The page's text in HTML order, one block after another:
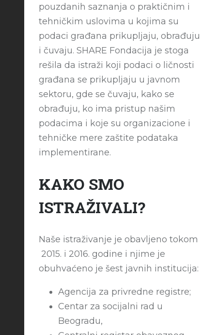
pouzdanih saznanja o praktičnim i
tehničkim uslovima u kojima su
podaci građana prikupljaju, obrađuju
i čuvaju. SHARE Fondacija je stoga
rešila da istraži koji podaci o ličnosti
građana se prikupljaju u javnom
sektoru, gde se čuvaju, kako se
obrađuju, ko ima pristup našim
podacima i koje su organizacione i
tehničke mere zaštite podataka
implementirane.
KAKO SMO
ISTRAŽIVALI?
Naše istraživanje je obavljeno tokom
2015. i 2016. godine i njime je
obuhvaćeno je šest javnih institucija:
Agencija za privredne registre;
Centar za socijalni rad u
Beogradu,